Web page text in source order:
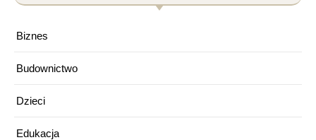
Biznes
Budownictwo
Dzieci
Edukacja